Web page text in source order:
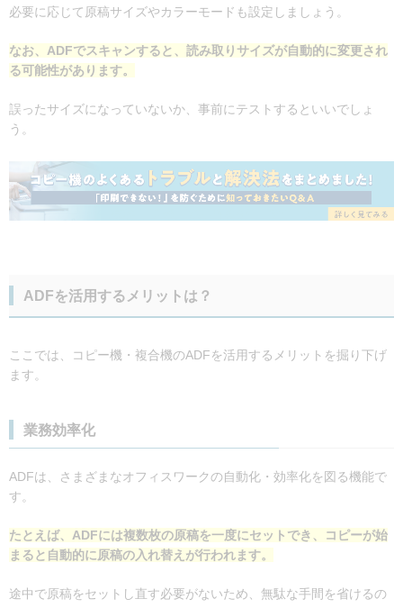
必要に応じて原稿サイズやカラーモードも設定しましょう。
なお、ADFでスキャンすると、読み取りサイズが自動的に変更され
る可能性があります。
誤ったサイズになっていないか、事前にテストするといいでしょ
う。
ADFを活用するメリットは？
ここでは、コピー機・複合機のADFを活用するメリットを掘り下げ
ます。
業務効率化
ADFは、さまざまなオフィスワークの自動化・効率化を図る機能で
す。
たとえば、ADFには複数枚の原稿を一度にセットでき、コピーが始
まると自動的に原稿の入れ替えが行われます。
途中で原稿をセットし直す必要がないため、無駄な手間を省けるの